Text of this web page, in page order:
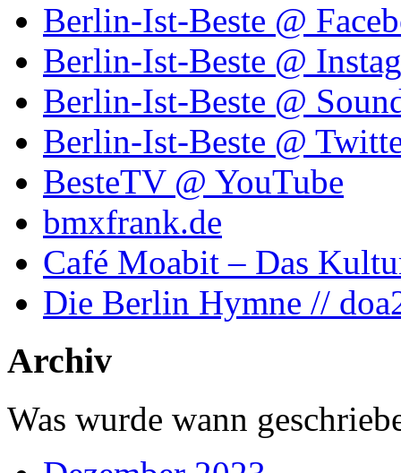
Berlin-Ist-Beste @
Berlin-Ist-Beste @
Berlin-Ist-Beste @
Berlin-Ist-Beste @
BesteTV @ YouTube
bmxfrank.de
Café Moabit – Das
Die Berlin Hymne //
Archiv
Was wurde wann